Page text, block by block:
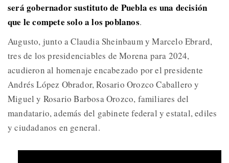
será gobernador sustituto de Puebla es una decisión
que le compete solo a los poblanos.
Augusto, junto a Claudia Sheinbaum y Marcelo Ebrard,
tres de los presidenciables de Morena para 2024,
acudieron al homenaje encabezado por el presidente
Andrés López Obrador, Rosario Orozco Caballero y
Miguel y Rosario Barbosa Orozco, familiares del
mandatario, además del gabinete federal y estatal, ediles
y ciudadanos en general.